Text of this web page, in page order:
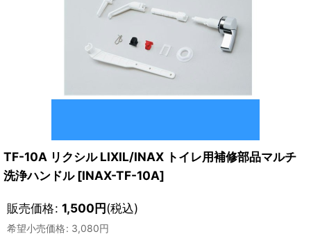
TF-10A リクシル LIXIL/INAX トイレ用補修部品マルチ
洗浄ハンドル [INAX-TF-10A]
販売価格: 1,500円(税込)
希望小売価格: 3,080円